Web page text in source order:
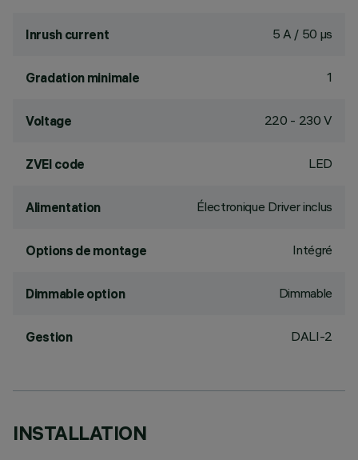
Inrush current 5 A / 50 µs
Gradation minimale 1
Voltage 220 - 230 V
ZVEI code LED
Alimentation Électronique Driver inclus
Options de montage Intégré
Dimmable option Dimmable
Gestion DALI-2
INSTALLATION